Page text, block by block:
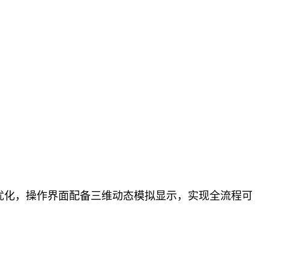
，操作界面配备三维动态模拟显示，实现全流程可